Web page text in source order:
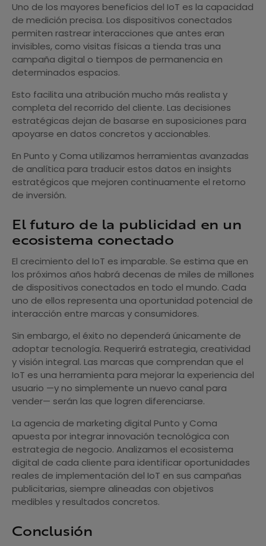
Uno de los mayores beneficios del IoT es la capacidad
de medición precisa. Los dispositivos conectados
permiten rastrear interacciones que antes eran
invisibles, como visitas físicas a tienda tras una
campaña digital o tiempos de permanencia en
determinados espacios.
Esto facilita una atribución mucho más realista y
completa del recorrido del cliente. Las decisiones
estratégicas dejan de basarse en suposiciones para
apoyarse en datos concretos y accionables.
En Punto y Coma utilizamos herramientas avanzadas
de analítica para traducir estos datos en insights
estratégicos que mejoren continuamente el retorno
de inversión.
El futuro de la publicidad en un
ecosistema conectado
El crecimiento del IoT es imparable. Se estima que en
los próximos años habrá decenas de miles de millones
de dispositivos conectados en todo el mundo. Cada
uno de ellos representa una oportunidad potencial de
interacción entre marcas y consumidores.
Sin embargo, el éxito no dependerá únicamente de
adoptar tecnología. Requerirá estrategia, creatividad
y visión integral. Las marcas que comprendan que el
IoT es una herramienta para mejorar la experiencia del
usuario —y no simplemente un nuevo canal para
vender— serán las que logren diferenciarse.
La agencia de marketing digital Punto y Coma
apuesta por integrar innovación tecnológica con
estrategia de negocio. Analizamos el ecosistema
digital de cada cliente para identificar oportunidades
reales de implementación del IoT en sus campañas
publicitarias, siempre alineadas con objetivos
medibles y resultados concretos.
Conclusión